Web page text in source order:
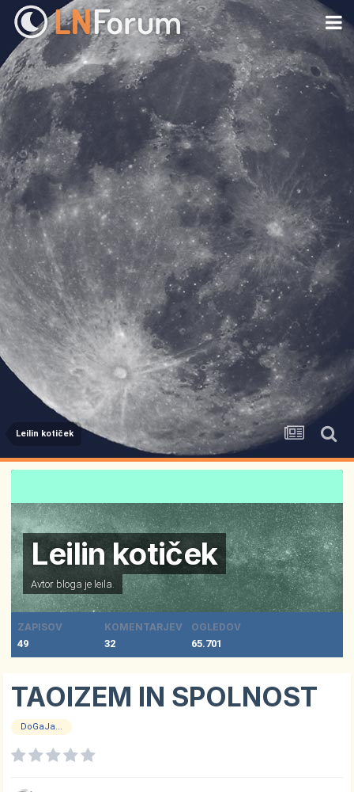
Leilin kotiček
Leilin kotiček
Avtor bloga je leila.
ZAPISOV
49
KOMENTARJEV
32
OGLEDOV
65.701
TAOIZEM IN SPOLNOST
DoGaJa...